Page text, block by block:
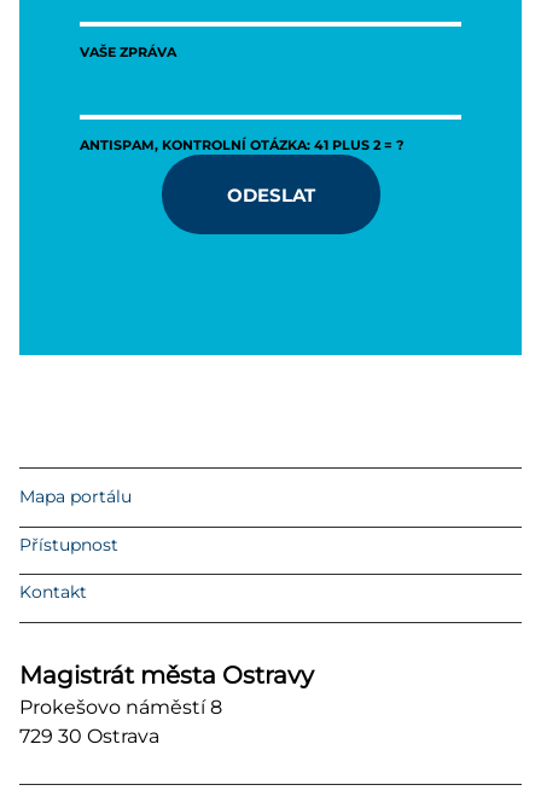
VAŠE ZPRÁVA
ANTISPAM, KONTROLNÍ OTÁZKA: 41 PLUS 2 = ?
ODESLAT
Mapa portálu
Přístupnost
Kontakt
Magistrát města Ostravy
Prokešovo náměstí 8
729 30 Ostrava